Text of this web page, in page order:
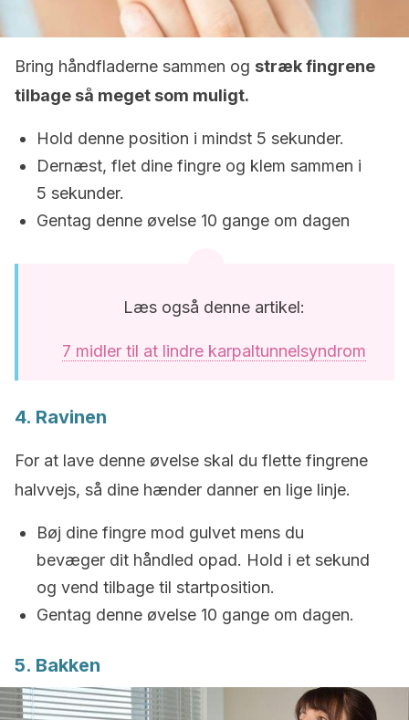
Bring håndfladerne sammen og stræk fingrene
tilbage så meget som muligt.
Hold denne position i mindst 5 sekunder.
Dernæst, flet dine fingre og klem sammen i
5 sekunder.
Gentag denne øvelse 10 gange om dagen
Læs også denne artikel:
7 midler til at lindre karpaltunnelsyndrom
4. Ravinen
For at lave denne øvelse skal du flette fingrene
halvvejs, så dine hænder danner en lige linje.
Bøj dine fingre mod gulvet mens du
bevæger dit håndled opad. Hold i et sekund
og vend tilbage til startposition.
Gentag denne øvelse 10 gange om dagen.
5. Bakken